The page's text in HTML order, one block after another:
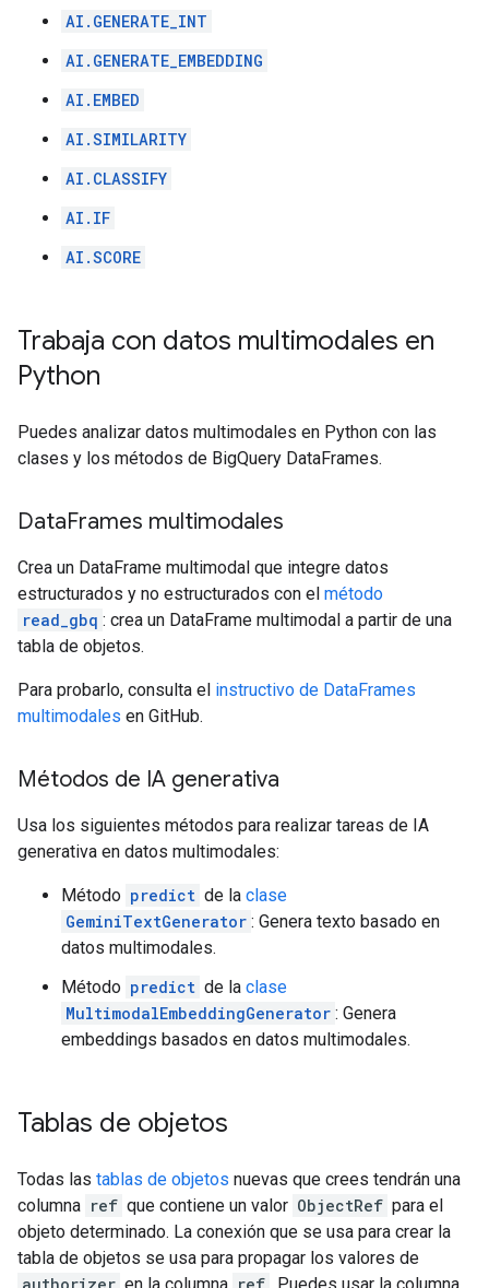
AI.GENERATE_INT
AI.GENERATE_EMBEDDING
AI.EMBED
AI.SIMILARITY
AI.CLASSIFY
AI.IF
AI.SCORE
Trabaja con datos multimodales en
Python
Puedes analizar datos multimodales en Python con las
clases y los métodos de BigQuery DataFrames.
DataFrames multimodales
Crea un DataFrame multimodal que integre datos
estructurados y no estructurados con el método
read_gbq : crea un DataFrame multimodal a partir de una
tabla de objetos.
Para probarlo, consulta el instructivo de DataFrames
multimodales en GitHub.
Métodos de IA generativa
Usa los siguientes métodos para realizar tareas de IA
generativa en datos multimodales:
Método predict de la clase
GeminiTextGenerator : Genera texto basado en
datos multimodales.
Método predict de la clase
MultimodalEmbeddingGenerator : Genera
embeddings basados en datos multimodales.
Tablas de objetos
Todas las tablas de objetos nuevas que crees tendrán una
columna ref que contiene un valor ObjectRef para el
objeto determinado. La conexión que se usa para crear la
tabla de objetos se usa para propagar los valores de